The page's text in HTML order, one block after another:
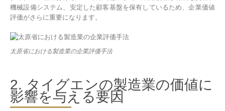
機械設備システム、安定した顧客基盤を保有しているため、企業価値
評価がさらに重要になります。
太原省における製造業の企業評価手法
2. タイグエンの製造業の価値に
影響を与える要因